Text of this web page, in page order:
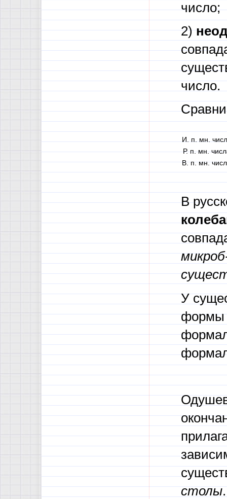
число;
2)
число.
И. п. мн.
Р. п. мн.
В. п. мн.
В
У
формы
столы.